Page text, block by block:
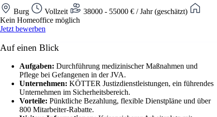
Burg Vollzeit
38000 - 55000 € / Jahr (geschätzt)
Kein Homeoffice möglich
Jetzt bewerben
Auf einen Blick
Aufgaben: Durchführung medizinischer Maßnahmen und
Pflege bei Gefangenen in der JVA.
Unternehmen: KÖTTER Justizdienstleistungen, ein führendes
Unternehmen im Sicherheitsbereich.
Vorteile: Pünktliche Bezahlung, flexible Dienstpläne und über
800 Mitarbeiter-Rabatte.